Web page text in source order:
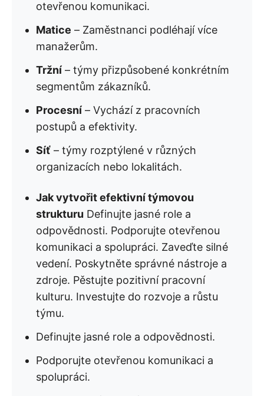
otevřenou komunikaci.
Matice – Zaměstnanci podléhají více
manažerům.
Tržní – týmy přizpůsobené konkrétním
segmentům zákazníků.
Procesní – Vychází z pracovních
postupů a efektivity.
Síť – týmy rozptýlené v různých
organizacích nebo lokalitách.
Jak vytvořit efektivní týmovou
strukturu Definujte jasné role a
odpovědnosti. Podporujte otevřenou
komunikaci a spolupráci. Zaveďte silné
vedení. Poskytněte správné nástroje a
zdroje. Pěstujte pozitivní pracovní
kulturu. Investujte do rozvoje a růstu
týmu.
Definujte jasné role a odpovědnosti.
Podporujte otevřenou komunikaci a
spolupráci.